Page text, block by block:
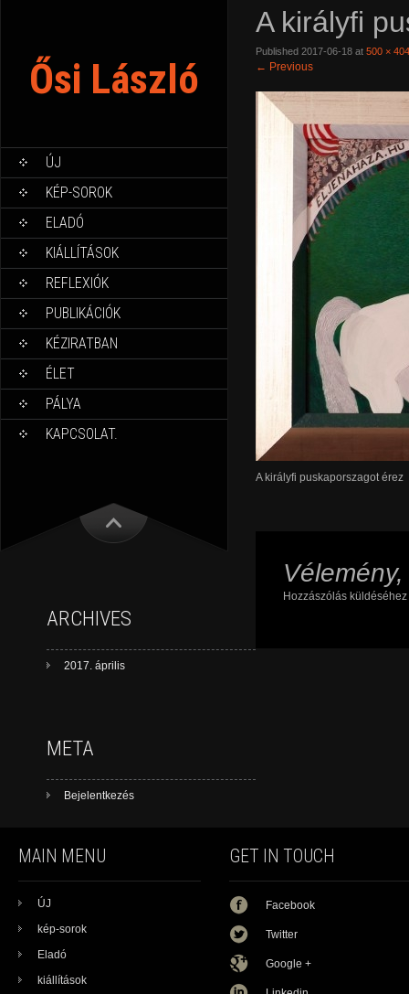
Ősi László
ÚJ
KÉP-SOROK
ELADÓ
KIÁLLÍTÁSOK
REFLEXIÓK
PUBLIKÁCIÓK
KÉZIRATBAN
ÉLET
PÁLYA
KAPCSOLAT.
A királyfi
Published 2017-06-18 at 500 × 404
← Previous
A királyfi puskaporszagot érez
Hozzászólás küldéséhez
ARCHIVES
2017. április
META
Bejelentkezés
MAIN MENU
ÚJ
kép-sorok
Eladó
kiállítások
GET IN TOUCH
Facebook
Twitter
Google +